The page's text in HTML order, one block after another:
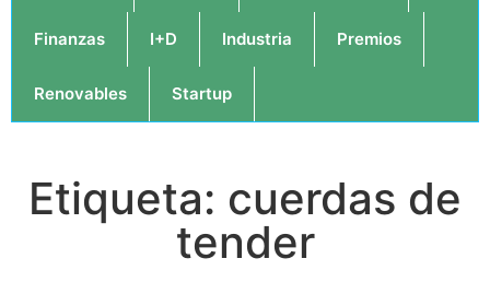
Finanzas I+D Industria Premios
Renovables Startup
Etiqueta: cuerdas de
tender